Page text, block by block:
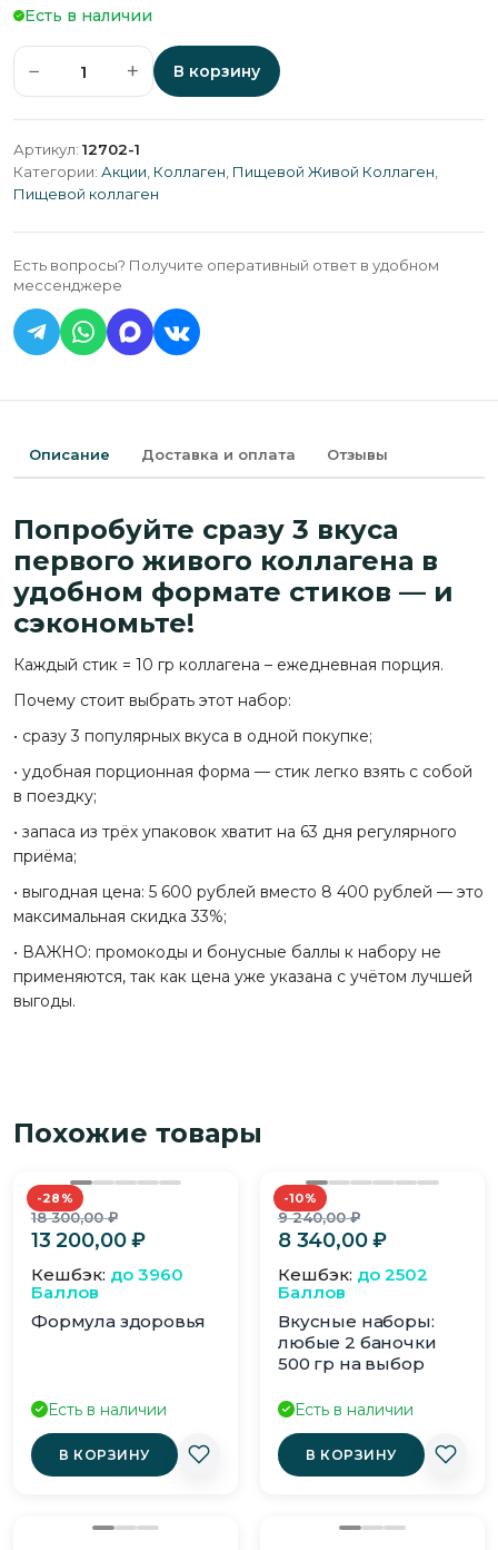
Есть в наличии
−
Количество
стиков
2+1
+ В корзину
Артикул: 12702-1
Категории: Акции Коллаген Пищевой Живой Коллаген
Пищевой коллаген
Есть вопросы? Получите оперативный ответ в удобном
мессенджере
Описание Доставка и оплата Отзывы
Попробуйте сразу 3 вкуса
первого живого коллагена в
удобном формате стиков — и
сэкономьте!
Каждый стик = 10 гр коллагена – ежедневная порция.
Почему стоит выбрать этот набор:
• сразу 3 популярных вкуса в одной покупке;
• удобная порционная форма — стик легко взять с собой
в поездку;
• запаса из трёх упаковок хватит на 63 дня регулярного
приёма;
• выгодная цена: 5 600 рублей вместо 8 400 рублей — это
максимальная скидка 33%;
• ВАЖНО: промокоды и бонусные баллы к набору не
применяются, так как цена уже указана с учётом лучшей
выгоды.
Похожие товары
-28%
18 300,00₽
Первоначальная
цена
составляла
18
300,00 ₽.
13 200,00₽Текущая
цена:
13
200,00 ₽.
Кешбэк: до 3960
Баллов
Формула здоровья
Есть в наличии
В КОРЗИНУ
-10%
9 240,00₽
цена
9
240,00 ₽.
8 340,00₽Текущая
цена:
8
340,00 ₽.
Кешбэк: до 2502
Баллов
Вкусные наборы:
любые 2 баночки
500 гр на выбор
Есть в наличии
В КОРЗИНУ
Этот